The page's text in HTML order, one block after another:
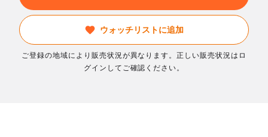
ウォッチリストに追加
ご登録の地域により販売状況が異なります。正しい販売状況はロ
グインしてご確認ください。